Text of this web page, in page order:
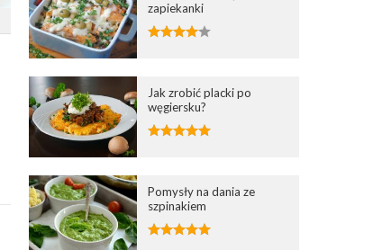
zapiekanki
Jak zrobić placki po
węgiersku?
Pomysły na dania ze
szpinakiem